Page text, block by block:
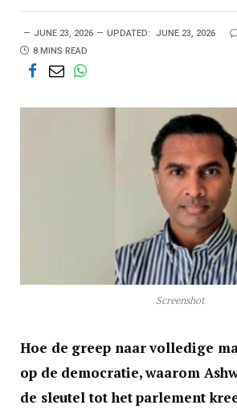
JUNE 23, 2026 UPDATED: JUNE 23, 2026
8 MINS READ
Screenshot
Hoe de greep naar volledige
op de democratie, waarom
de sleutel tot het parlement